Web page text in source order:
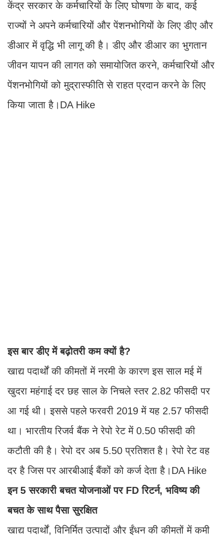
केंद्र सरकार के कर्मचारियों के लिए घोषणा के बाद, कई
राज्यों ने अपने कर्मचारियों और पेंशनभोगियों के लिए डीए और
डीआर में वृद्धि भी लागू की है। डीए और डीआर का भुगतान
जीवन यापन की लागत को समायोजित करने, कर्मचारियों और
पेंशनभोगियों को मुद्रास्फीति से राहत प्रदान करने के लिए
किया जाता है।DA Hike
इस बार डीए में बढ़ोतरी कम क्यों है?
खाद्य पदार्थों की कीमतों में नरमी के कारण इस साल मई में
खुदरा महंगाई दर छह साल के निचले स्तर 2.82 फीसदी पर
आ गई थी। इससे पहले फरवरी 2019 में यह 2.57 फीसदी
था। भारतीय रिजर्व बैंक ने रेपो रेट में 0.50 फीसदी की
कटौती की है। रेपो दर अब 5.50 प्रतिशत है। रेपो रेट वह
दर है जिस पर आरबीआई बैंकों को कर्ज देता है।DA Hike
इन 5 सरकारी बचत योजनाओं पर FD रिटर्न, भविष्य की
बचत के साथ पैसा सुरक्षित
खाद्य पदार्थों, विनिर्मित उत्पादों और ईंधन की कीमतों में कमी